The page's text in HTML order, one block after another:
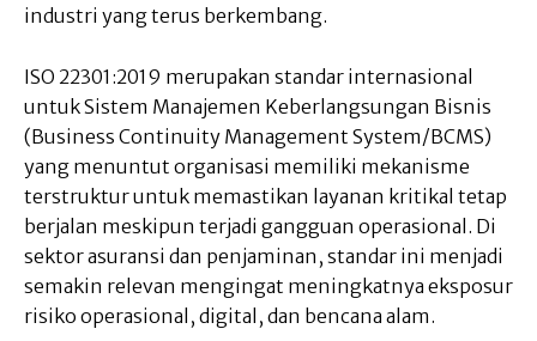
industri yang terus berkembang.
ISO 22301:2019 merupakan standar internasional
untuk Sistem Manajemen Keberlangsungan Bisnis
(Business Continuity Management System/BCMS)
yang menuntut organisasi memiliki mekanisme
terstruktur untuk memastikan layanan kritikal tetap
berjalan meskipun terjadi gangguan operasional. Di
sektor asuransi dan penjaminan, standar ini menjadi
semakin relevan mengingat meningkatnya eksposur
risiko operasional, digital, dan bencana alam.